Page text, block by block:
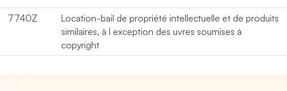
7740Z
Location-bail de propriété intellectuelle et de produits
similaires, à l exception des uvres soumises à
copyright